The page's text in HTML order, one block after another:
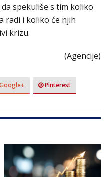
spekuliše s tim koliko
radi i koliko će njih
krizu.
(Agencije)
Pinterest